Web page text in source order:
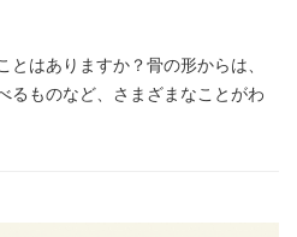
はありますか？骨の形からは、
るものなど、さまざまなことがわ